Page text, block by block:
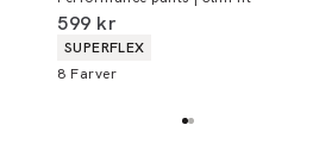
I alt (inkl. rabat)
599 kr
Produkt egenskaber
SUPERFLEX
8 Farver